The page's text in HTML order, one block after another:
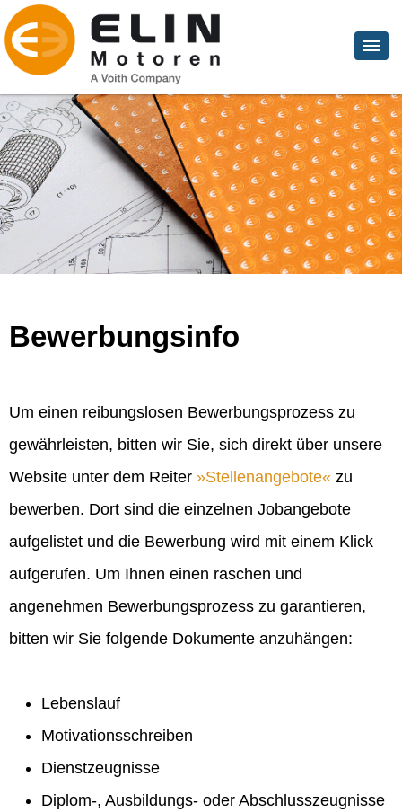
Bewerbungsinfo
Um einen reibungslosen Bewerbungsprozess zu
gewährleisten, bitten wir Sie, sich direkt über unsere
Website unter dem Reiter
Stellenangebote
zu
bewerben. Dort sind die einzelnen Jobangebote
aufgelistet und die Bewerbung wird mit einem Klick
aufgerufen. Um Ihnen einen raschen und
angenehmen Bewerbungsprozess zu garantieren,
bitten wir Sie folgende Dokumente anzuhängen:
Lebenslauf
Motivationsschreiben
Dienstzeugnisse
Diplom-, Ausbildungs- oder Abschlusszeugnisse